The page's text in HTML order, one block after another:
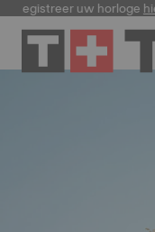
uw horlogehier